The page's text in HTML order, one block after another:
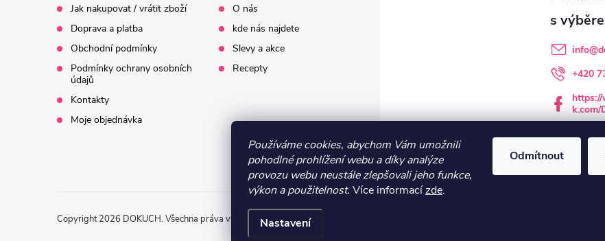
Používáme cookies, abychom Vám umožnili
pohodlné prohlížení webu a díky analýze
provozu webu neustále zlepšovali jeho funkce,
výkon a použitelnost. Více informacízde.
Nastavení
Odmítnout
v
k
y
v
ý
Jak nakupovat / vrátit zboží
Doprava a platba
Obchodní podmínky
Podmínky ochrany osobních
údajů
Kontakty
Moje objednávka
O nás
kde nás najdete
Slevy a akce
Recepty
info@
+420
k.com/
Copyright 2026 DOKUCH. Všechna práva vyhrazena.Upravit nastavení cookies